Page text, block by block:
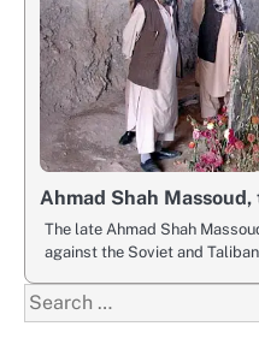
Ahmad Shah
The late Ahmad Shah
against the Soviet and
Search
for: